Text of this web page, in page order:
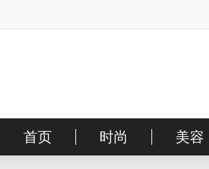
首页 时尚 时装美容